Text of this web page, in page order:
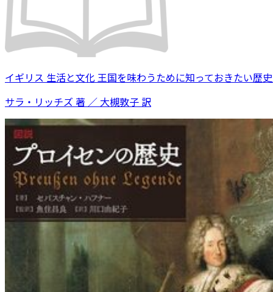
イギリス 生活と文化 王国を味わうために知っておきたい歴
サラ・リッチズ 著 ／ 大槻敦子 訳